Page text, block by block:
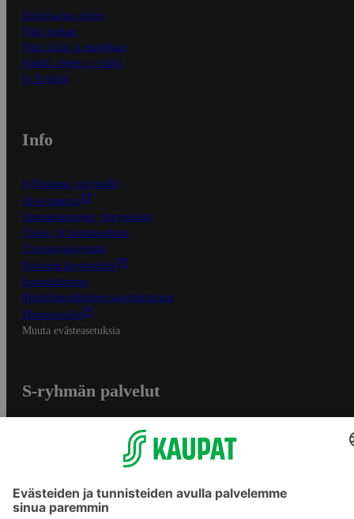
Ensitilaajan ohjeet
Näin maksat
Näin tilaat ja muokkaat
Kaikki ohjeet ja vinkit
In English
Info
S-Business yrityksille
Oiva-raportit
Osuuskauppojen yhteystiedot
Tilaus- ja toimitusehdot
Tietosuojakäytäntö
Palvelun käyttöehdot
Saavutettavuus
Mobiilisovelluksen saavutettavuus
Mainostajalle
Muuta evästeasetuksia
S-ryhmän palvelut
Yhteishyvä Ruoka -sovellus
S-ostoslista -sovellus
Prisma.fi